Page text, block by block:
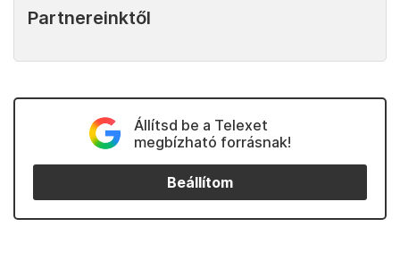
Partnereinktől
Állítsd be a Telexet
megbízható forrásnak!
Beállítom